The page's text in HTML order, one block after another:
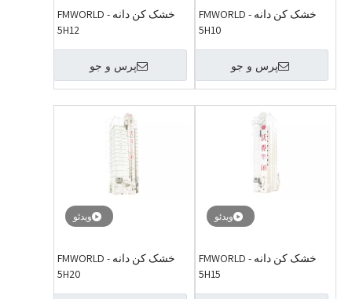
خشک کن دانه FMWORLD -
5H10
پرس و جو
خشک کن دانه FMWORLD -
5H12
پرس و جو
ویدئو
خشک کن دانه FMWORLD -
5H15
ویدئو
خشک کن دانه FMWORLD -
5H20